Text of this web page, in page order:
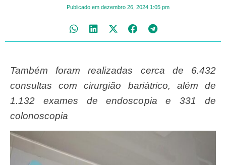
Publicado em dezembro 26, 2024 1:05 pm
Também foram realizadas cerca de 6.432
consultas com cirurgião bariátrico, além de
1.132 exames de endoscopia e 331 de
colonoscopia